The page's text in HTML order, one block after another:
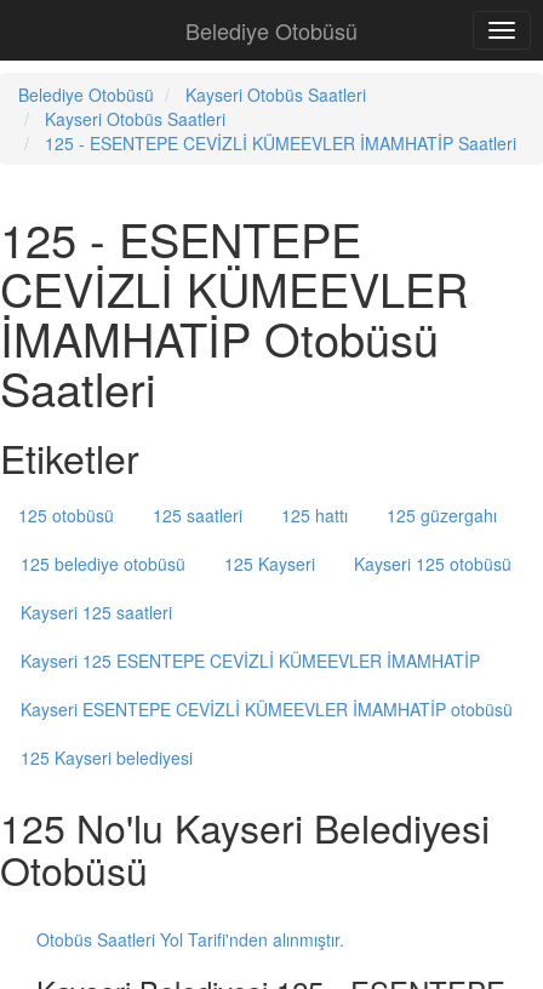
Belediye Otobüsü
Belediye Otobüsü
Kayseri Otobüs Saatleri
Kayseri Otobüs Saatleri
125 - ESENTEPE CEVİZLİ KÜMEEVLER İMAMHATİP Saatleri
125 - ESENTEPE
CEVİZLİ KÜMEEVLER
İMAMHATİP Otobüsü
Saatleri
Etiketler
125 otobüsü 125 saatleri 125 hattı
125 güzergahı
125 belediye otobüsü
125 Kayseri
Kayseri 125 otobüsü
Kayseri 125 saatleri
Kayseri 125 ESENTEPE CEVİZLİ KÜMEEVLER İMAMHATİP
Kayseri ESENTEPE CEVİZLİ KÜMEEVLER İMAMHATİP otobüsü
125 Kayseri belediyesi
125 No'lu Kayseri Belediyesi
Otobüsü
Otobüs Saatleri Yol Tarifi'nden alınmıştır.